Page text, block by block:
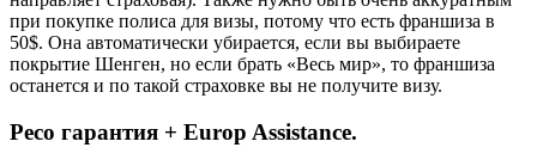
при покупке полиса для визы, потому что есть франшиза в
50$. Она автоматически убирается, если вы выбираете
покрытие Шенген, но если брать «Весь мир», то франшиза
останется и по такой страховке вы не получите визу.
Ресо гарантия + Europ Assistance.